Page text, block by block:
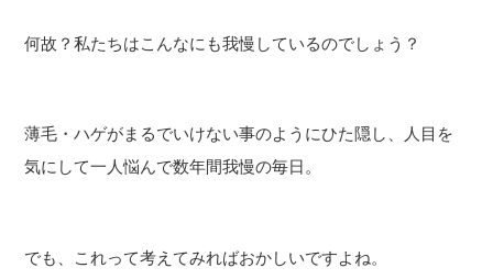
何故？私たちはこんなにも我慢しているのでしょう？
薄毛・ハゲがまるでいけない事のようにひた隠し、人目を
気にして一人悩んで数年間我慢の毎日。
でも、これって考えてみればおかしいですよね。